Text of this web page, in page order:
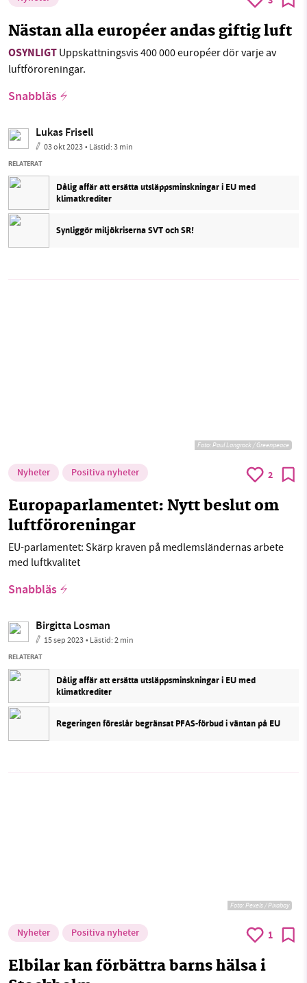
Nästan alla européer andas giftig luft
OSYNLIGT Uppskattningsvis 400 000 européer dör varje av
luftföroreningar.
Snabbläs
Lukas Frisell
03 okt 2023• Lästid:3 min
RELATERAT
Dålig affär att ersätta utsläppsminskningar i EU med
klimatkrediter
Synliggör miljökriserna SVT och SR!
Foto:Paul Langrock / Greenpeace
Nyheter Positiva nyheter 2
Europaparlamentet: Nytt beslut om
luftföroreningar
EU-parlamentet: Skärp kraven på medlemsländernas arbete
med luftkvalitet
Snabbläs
Birgitta Losman
15 sep 2023• Lästid:2 min
RELATERAT
Dålig affär att ersätta utsläppsminskningar i EU med
klimatkrediter
Regeringen föreslår begränsat PFAS-förbud i väntan på EU
Foto:Pexels / Pixabay
Nyheter Positiva nyheter 1
Elbilar kan förbättra barns hälsa i